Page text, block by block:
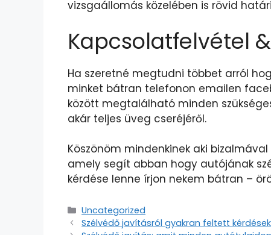
vizsgaállomás közelében is rövid
Kapcsolatfelvétel
Ha szeretné megtudni többet arról
minket bátran telefonon emailen
között megtalálható minden
akár teljes üveg cseréjéről.
Köszönöm mindenkinek aki
amely segít abban hogy autójának
kérdése lenne írjon nekem bátran –
Uncategorized
Szélvédő javításról gyakran feltett kérdések